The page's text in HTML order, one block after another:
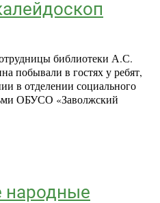
библиотеки А.С.
побывали в гостях у ребят,
в отделении социального
ОБУСО «Заволжский
народные